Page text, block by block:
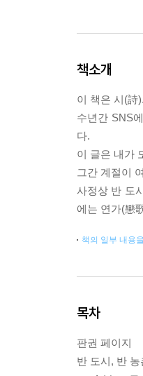
책소개
이 책은 시(詩
수년간 SNS
다.
이 글은 내가
그간 계절이
사정상 반 도
에는 연가(戀
책의 일부 내용
목차
판권 페이지
반 도시, 반